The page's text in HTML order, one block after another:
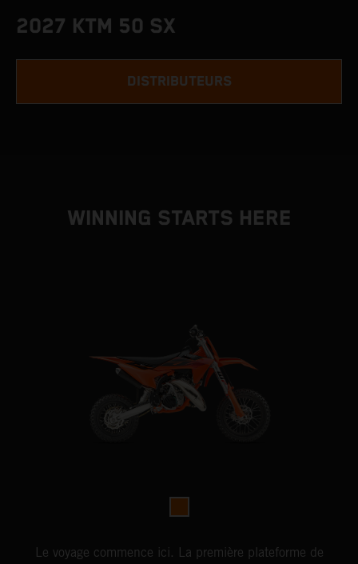
2027 KTM 50 SX
DISTRIBUTEURS
WINNING STARTS HERE
Le voyage commence ici. La première plateforme de